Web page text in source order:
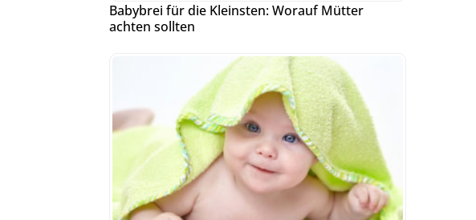
Babybrei für die Kleinsten: Worauf Mütter
achten sollten